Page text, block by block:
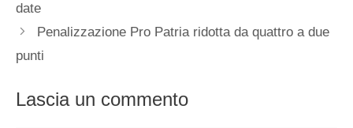
date
Penalizzazione Pro Patria ridotta da quattro a due
punti
Lascia un commento